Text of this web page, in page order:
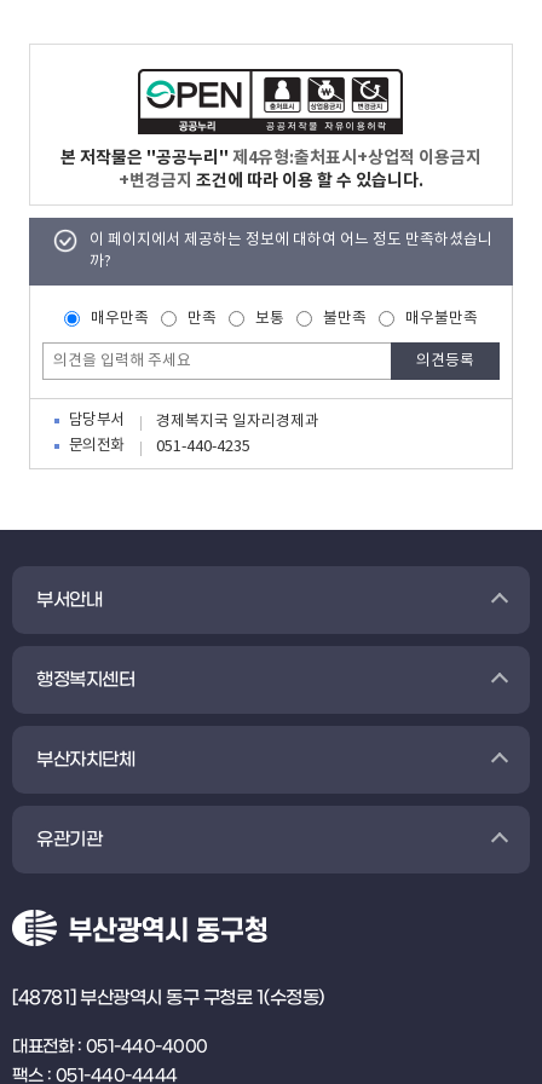
본 저작물은 "공공누리" 제4유형:출처표시+상업적 이용금지
+변경금지 조건에 따라 이용 할 수 있습니다.
이 페이지에서 제공하는 정보에 대하여 어느 정도 만족하셨습니
까?
매우만족 만족 보통 불만족 매우불만족
담당부서
경제복지국 일자리경제과
문의전화
051-440-4235
부서안내
행정복지센터
부산자치단체
유관기관
[48781] 부산광역시 동구 구청로 1(수정동)
대표전화 : 051-440-4000
팩스 : 051-440-4444